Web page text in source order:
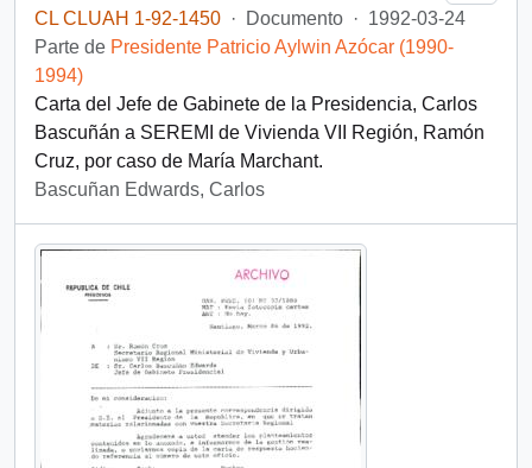
CL CLUAH 1-92-1450 · Documento · 1992-03-24
Parte de Presidente Patricio Aylwin Azócar (1990-
1994)
Carta del Jefe de Gabinete de la Presidencia, Carlos
Bascuñán a SEREMI de Vivienda VII Región, Ramón
Cruz, por caso de María Marchant.
Bascuñan Edwards, Carlos